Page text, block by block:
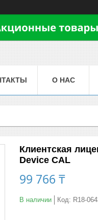
О НАС
Клиентская
Device CAL
99 766 ₸
В наличии Код: R18-